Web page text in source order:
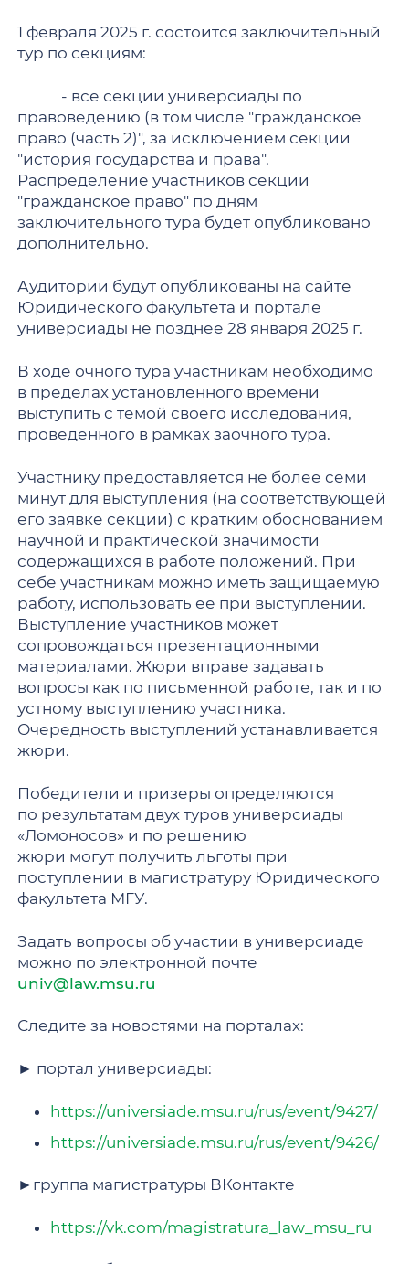
1 февраля 2025 г. состоится заключительный
тур по секциям:
- все секции универсиады по
правоведению (в том числе "гражданское
право (часть 2)", за исключением секции
"история государства и права".
Распределение участников секции
"гражданское право" по дням
заключительного тура будет опубликовано
дополнительно.
Аудитории будут опубликованы на сайте
Юридического факультета и портале
универсиады не позднее 28 января 2025 г.
В ходе очного тура участникам необходимо
в пределах установленного времени
выступить с темой своего исследования,
проведенного в рамках заочного тура.
Участнику предоставляется не более семи
минут для выступления (на соответствующей
его заявке секции) с кратким обоснованием
научной и практической значимости
содержащихся в работе положений. При
себе участникам можно иметь защищаемую
работу, использовать ее при выступлении.
Выступление участников может
сопровождаться презентационными
материалами. Жюри вправе задавать
вопросы как по письменной работе, так и по
устному выступлению участника.
Очередность выступлений устанавливается
жюри.
Победители и призеры определяются
по результатам двух туров универсиады
«Ломоносов» и по решению
жюри могут получить льготы при
поступлении в магистратуру Юридического
факультета МГУ.
Задать вопросы об участии в универсиаде
можно по электронной почте
univ@law.msu.ru
Следите за новостями на порталах:
► портал универсиады:
https://universiade.msu.ru/rus/event/9427/
https://universiade.msu.ru/rus/event/9426/
►группа магистратуры ВКонтакте
https://vk.com/magistratura_law_msu_ru